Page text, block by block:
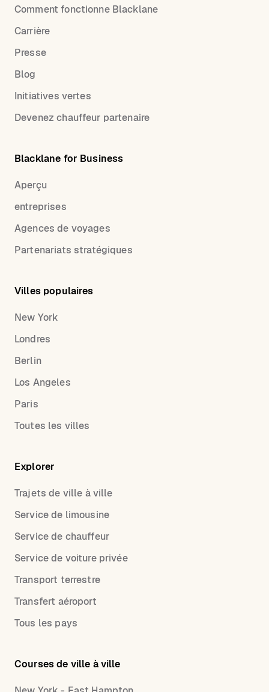
Comment fonctionne Blacklane
Carrière
Presse
Blog
Initiatives vertes
Devenez chauffeur partenaire
Blacklane for Business
Aperçu
entreprises
Agences de voyages
Partenariats stratégiques
Villes populaires
New York
Londres
Berlin
Los Angeles
Paris
Toutes les villes
Explorer
Trajets de ville à ville
Service de limousine
Service de chauffeur
Service de voiture privée
Transport terrestre
Transfert aéroport
Tous les pays
Courses de ville à ville